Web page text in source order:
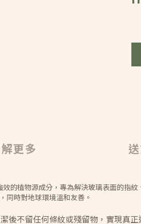
更多
的植物源成分，專為解決玻璃表面的指
同時對地球環境溫和友善。
後不留任何條紋或殘留物，實現真正